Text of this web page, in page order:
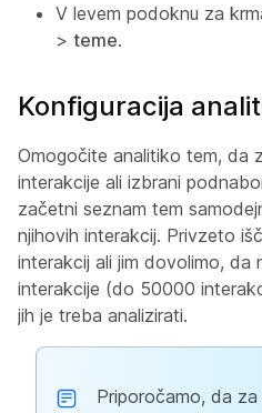
V levem podoknu za
> teme.
Konfiguracija
Omogočite analitiko tem, da
interakcije ali izbrani
začetni seznam tem
njihovih interakcij. Privzeto
interakcij ali jim dovolimo, da
interakcije (do 50000
jih je treba analizirati.
Priporočamo, da